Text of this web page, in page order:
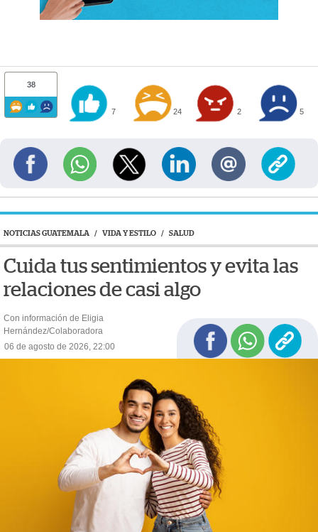
38
7 24 2 5
NOTICIAS GUATEMALA / VIDA Y ESTILO / SALUD
Cuida tus sentimientos y evita las
relaciones de casi algo
Con información de Eligia
Hernández/Colaboradora
06 de agosto de 2026, 22:00